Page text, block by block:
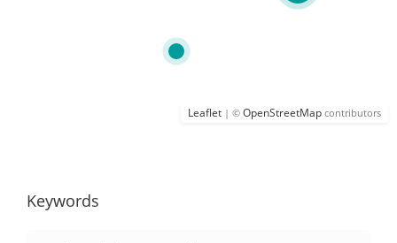
Leaflet | © OpenStreetMap contributors
Keywords